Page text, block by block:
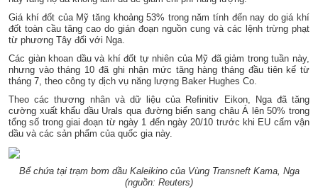
Giá khí đốt của Mỹ tăng khoảng 53% trong năm tính đến nay do giá khí
đốt toàn cầu tăng cao do gián đoạn nguồn cung và các lệnh trừng phạt
từ phương Tây đối với Nga.
Các giàn khoan dầu và khí đốt tự nhiên của Mỹ đã giảm trong tuần này,
nhưng vào tháng 10 đã ghi nhận mức tăng hàng tháng đầu tiên kể từ
tháng 7, theo công ty dịch vụ năng lượng Baker Hughes Co.
Theo các thương nhân và dữ liệu của Refinitiv Eikon, Nga đã tăng
cường xuất khẩu dầu Urals qua đường biển sang châu Á lên 50% trong
tổng số trong giai đoạn từ ngày 1 đến ngày 20/10 trước khi EU cấm vận
dầu và các sản phẩm của quốc gia này.
Bể chứa tại trạm bơm dầu Kaleikino của Vùng Transneft Kama, Nga
(nguồn: Reuters)